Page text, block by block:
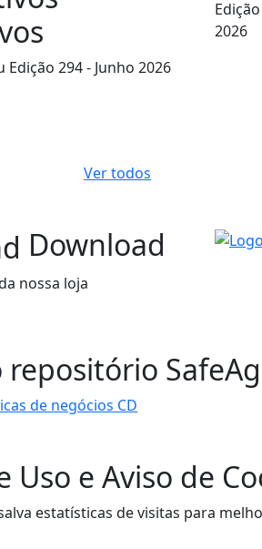
294 - Junho 2026
Ver todos
Download
nossa loja
repositório
de negócios CD
Uso e Aviso de
estatísticas de visitas para